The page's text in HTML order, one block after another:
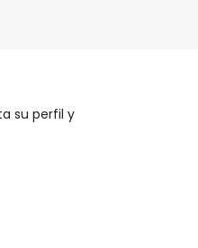
su perfil y